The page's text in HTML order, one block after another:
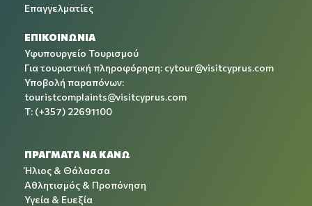
Επαγγελματίες
ΕΠΙΚΟΙΝΩΝΙΑ
Υφυπουργείο Τουρισμού
Για τουριστική πληροφόρηση: cytour@visitcyprus.com
Υποβολή παραπόνων:
touristcomplaints@visitcyprus.com
T: (+357) 22691100
ΠΡΑΓΜΑΤΑ ΝΑ ΚΑΝΩ
Ήλιος & Θάλασσα
Αθλητισμός & Προπόνηση
Υγεία & Ευεξία